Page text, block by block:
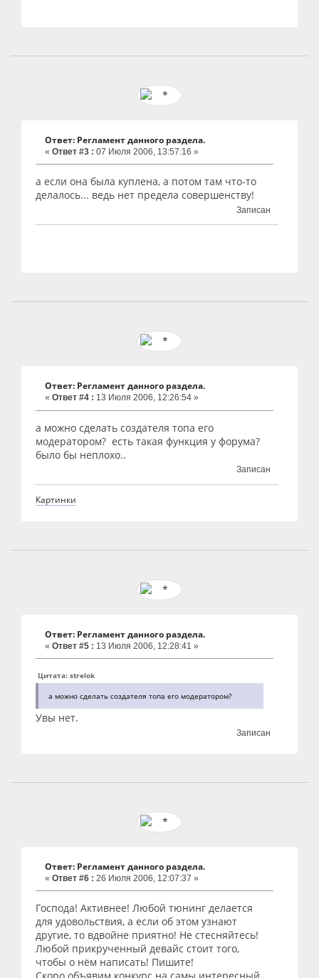
Ответ: Регламент данного раздела.
« Ответ #3 : 07 Июля 2006, 13:57:16 »
а если она была куплена, а потом там что-то
делалось... ведь нет предела совершенству!
Записан
Ответ: Регламент данного раздела.
« Ответ #4 : 13 Июля 2006, 12:26:54 »
а можно сделать создателя топа его
модератором? есть такая функция у форума?
было бы неплохо..
Записан
Картинки
Ответ: Регламент данного раздела.
« Ответ #5 : 13 Июля 2006, 12:28:41 »
Цитата: strelok
а можно сделать создателя топа его модератором?
Увы нет.
Записан
Ответ: Регламент данного раздела.
« Ответ #6 : 26 Июля 2006, 12:07:37 »
Господа! Активнее! Любой тюнинг делается
для удовольствия, а если об этом узнают
другие, то вдвойне приятно! Не стесняйтесь!
Любой прикрученный девайс стоит того,
чтобы о нём написать! Пишите!